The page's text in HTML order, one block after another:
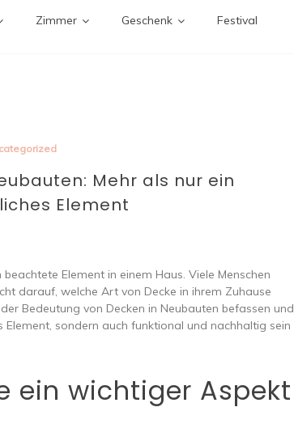
Zimmer Geschenk Festival
Mehr als nur ein
Element
Element in einem Haus. Viele Menschen
darauf, welche Art von Decke in ihrem Zuhause
Bedeutung von Decken in Neubauten befassen und
sondern auch funktional und nachhaltig sein
ein wichtiger Aspekt